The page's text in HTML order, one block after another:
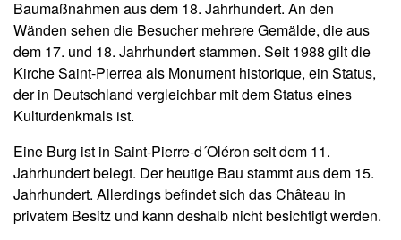
Baumaßnahmen aus dem 18. Jahrhundert. An den
Wänden sehen die Besucher mehrere Gemälde, die aus
dem 17. und 18. Jahrhundert stammen. Seit 1988 gilt die
Kirche Saint-Pierrea als Monument historique, ein Status,
der in Deutschland vergleichbar mit dem Status eines
Kulturdenkmals ist.
Eine Burg ist in Saint-Pierre-d´Oléron seit dem 11.
Jahrhundert belegt. Der heutige Bau stammt aus dem 15.
Jahrhundert. Allerdings befindet sich das Château in
privatem Besitz und kann deshalb nicht besichtigt werden.